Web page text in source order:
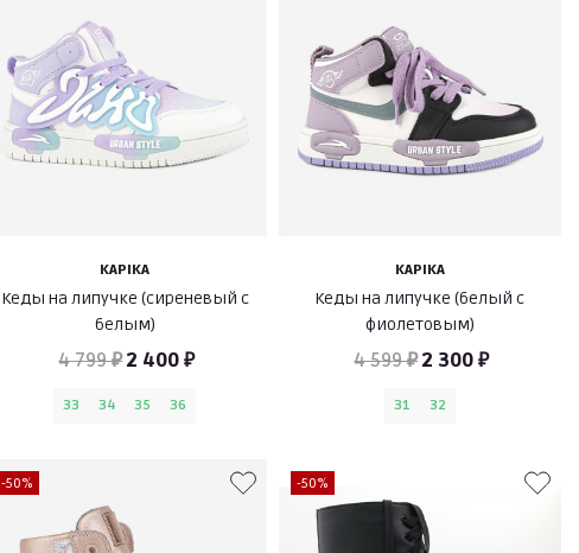
KAPIKA
Кеды на липучке (сиреневый с
белым)
4 799 ₽2 400 ₽
33 34 35 36
KAPIKA
Кеды на липучке (белый с
фиолетовым)
4 599 ₽2 300 ₽
31 32
-50% -50%